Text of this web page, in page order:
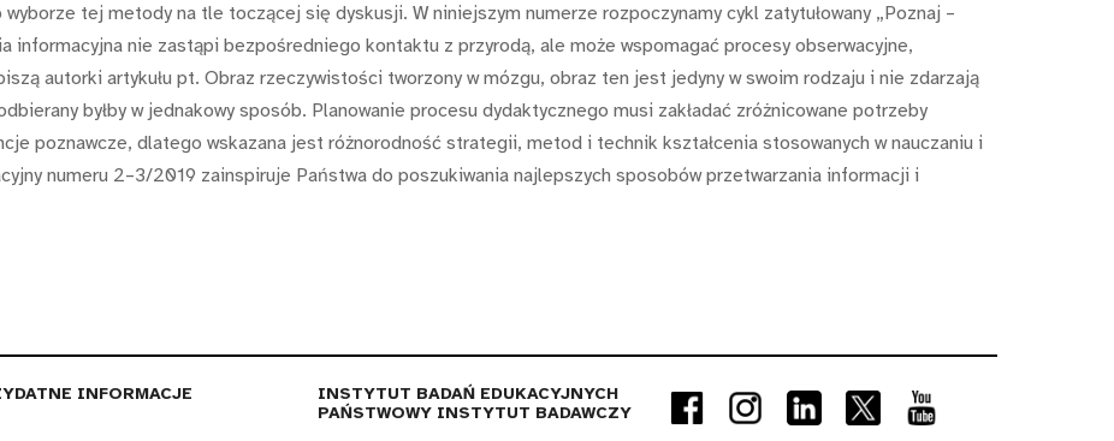
tej metody na tle toczącej się dyskusji. W niniejszym numerze rozpoczynamy cykl zatytułowany „Poznaj –
informacyjna nie zastąpi bezpośredniego kontaktu z przyrodą, ale może wspomagać procesy obserwacyjne,
autorki artykułu pt. Obraz rzeczywistości tworzony w mózgu, obraz ten jest jedyny w swoim rodzaju i nie zdarzają
byłby w jednakowy sposób. Planowanie procesu dydaktycznego musi zakładać zróżnicowane potrzeby
poznawcze, dlatego wskazana jest różnorodność strategii, metod i technik kształcenia stosowanych w nauczaniu i
numeru 2–3/2019 zainspiruje Państwa do poszukiwania najlepszych sposobów przetwarzania informacji i
INFORMACJE
INSTYTUT BADAŃ EDUKACYJNYCH
PAŃSTWOWY INSTYTUT BADAWCZY